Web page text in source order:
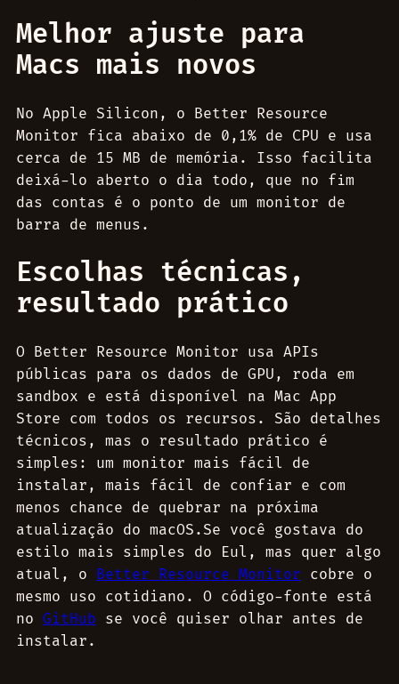
Melhor ajuste para
Macs mais novos
No Apple Silicon, o Better Resource
Monitor fica abaixo de 0,1% de CPU e usa
cerca de 15 MB de memória. Isso facilita
deixá-lo aberto o dia todo, que no fim
das contas é o ponto de um monitor de
barra de menus.
Escolhas técnicas,
resultado prático
O Better Resource Monitor usa APIs
públicas para os dados de GPU, roda em
sandbox e está disponível na Mac App
Store com todos os recursos. São detalhes
técnicos, mas o resultado prático é
simples: um monitor mais fácil de
instalar, mais fácil de confiar e com
menos chance de quebrar na próxima
atualização do macOS.Se você gostava do
estilo mais simples do Eul, mas quer algo
atual, o Better Resource Monitor cobre o
mesmo uso cotidiano. O código-fonte está
no GitHub se você quiser olhar antes de
instalar.